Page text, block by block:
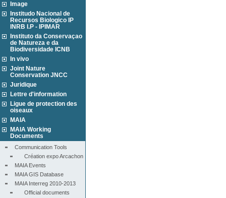
Image
Institudo Nacional de
Recursos Biologico IP
INRB I.P - IPIMAR
Instituto da Conservaçao
de Natureza e da
Biodiversidade ICNB
In vivo
Joint Nature
Conservation JNCC
Juridique
Lettre d'information
Ligue de protection des
oiseaux
MAIA
MAIA Working
Documents
Communication Tools
Création expo Arcachon
MAIA Events
MAIA GIS Database
MAIA Interreg 2010-2013
Official documents